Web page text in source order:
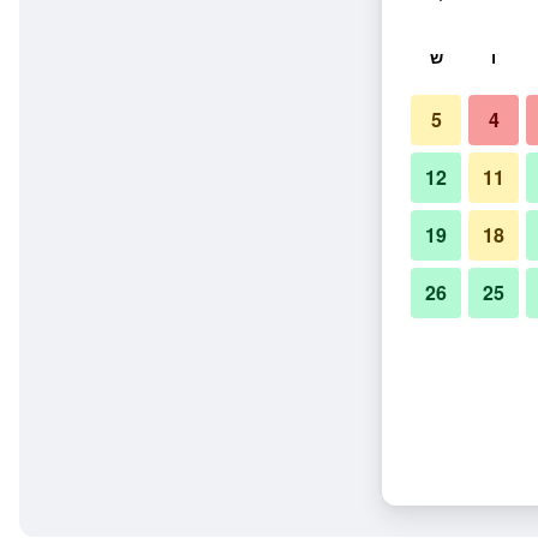
ו ש
4
5
11
12
18
19
25
26